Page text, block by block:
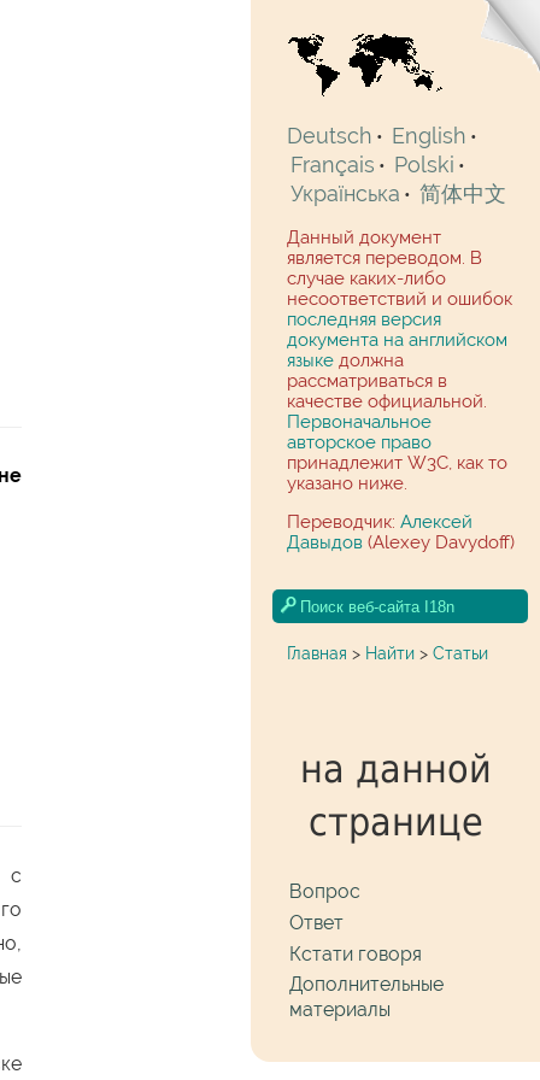
Deutsch • English •
Français • Polski •
Українська • 简体中文
Данный документ
является переводом. В
случае каких-либо
несоответствий и ошибок
последняя версия
документа на английском
языке должна
рассматриваться в
качестве официальной.
Первоначальное
авторское право
принадлежит W3C, как то
указано ниже.
Переводчик: Алексей
Давыдов (Alexey Davydoff)
Главная > Найти > Статьи
на данной
странице
Вопрос
Ответ
Кстати говоря
Дополнительные
материалы
с